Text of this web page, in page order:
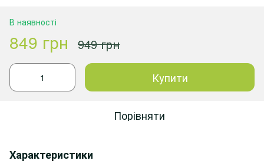
В наявності
849 грн 949 грн
Купити
Порівняти
Характеристики